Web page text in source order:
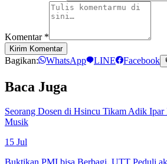
Komentar *
Kirim Komentar
Bagikan: WhatsApp LINE Facebook
Baca Juga
Seorang Dosen di Hsincu Tikam Adik
Musik
15 Jul